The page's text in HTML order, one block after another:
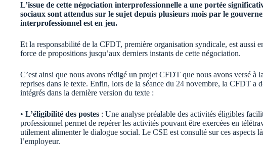
L’issue de cette négociation interprofessionnelle a une portée
sociaux sont attendus sur le sujet depuis plusieurs mois par le
interprofessionnel est en jeu.
Et la responsabilité de la CFDT, première organisation syndicale, est aussi
force de propositions jusqu’aux derniers instants de cette négociation.
C’est ainsi que nous avons rédigé un projet CFDT que nous avons versé à
reprises dans le texte. Enfin, lors de la séance du 24 novembre, la CFDT a
intégrés dans la dernière version du texte :
• L’éligibilité des postes : Une analyse préalable des activités éligibles
professionnel permet de repérer les activités pouvant être exercées en
utilement alimenter le dialogue social. Le CSE est consulté sur ces aspects
l’employeur.